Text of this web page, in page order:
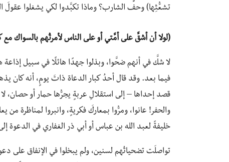
تشعُّثِها) وحفِّ الشارب؟ وماذا تكبَّدوا لكي يشغلوا عقولَ
(لولا أن أشقَّ على أمَّتي أو على الناس لأمرتُهم بالسواك
لا شكَّ في أنهم ضحَّوا، وبذلوا جهدًا هائلًا في سبيل إذاعة
فيما بعد. وقد قال أحدُ كبار الدعاة ذاتَ يومٍ، أنه كان
قصد إحداها – إلى استقلالِ عربةٍ يجرُّها حمار أو حصان،
والحفر! عانوا، ومرُّوا بمعاركَ فكريةٍ، وانبروا لمناظرة
خليفةً لعبد الله بن عباس أو أبي ذر الغفاري في الدعوة
تواصلَت تضحياتُهم لسنين، ولم يبخلوا في الإنفاق على